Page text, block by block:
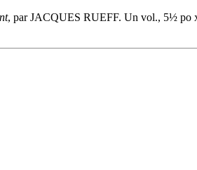
, par JACQUES RUEFF. Un vol., 5½ po